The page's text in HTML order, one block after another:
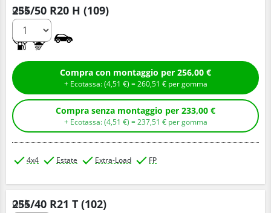
255/50 R20 H (109)
Q.tà
Compra con montaggio per 256,00 €
+ Ecotassa: (4,51 € ) =260,51 € per gomma
Compra senza montaggio per 233,00 €
+ Ecotassa: (4,51 € ) =237,51 € per gomma
4x4 Estate Extra-Load FP
255/40 R21 T (102)
Q.tà